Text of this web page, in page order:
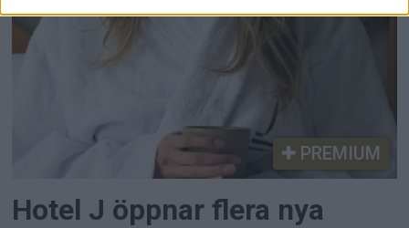
PREMIUM
Hotel J öppnar flera nya